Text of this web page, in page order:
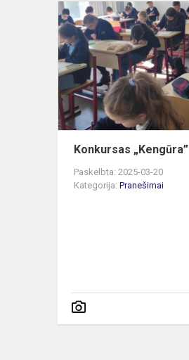
Konkursas „Kengūra”
Paskelbta: 2025-03-20
Kategorija: Pranešimai